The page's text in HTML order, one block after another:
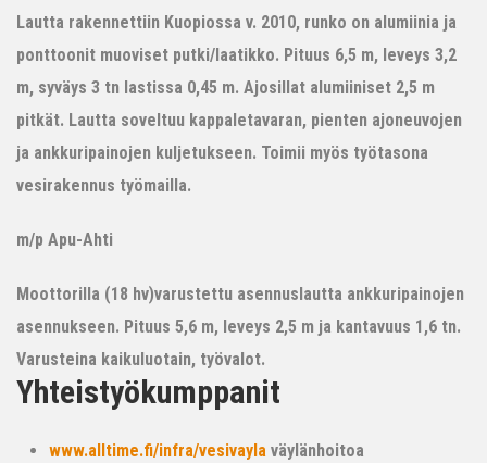
Lautta rakennettiin Kuopiossa v. 2010, runko on alumiinia ja
ponttoonit muoviset putki/laatikko. Pituus 6,5 m, leveys 3,2
m, syväys 3 tn lastissa 0,45 m. Ajosillat alumiiniset 2,5 m
pitkät. Lautta soveltuu kappaletavaran, pienten ajoneuvojen
ja ankkuripainojen kuljetukseen. Toimii myös työtasona
vesirakennus työmailla.
m/p Apu-Ahti
Moottorilla (18 hv)varustettu asennuslautta ankkuripainojen
asennukseen. Pituus 5,6 m, leveys 2,5 m ja kantavuus 1,6 tn.
Varusteina kaikuluotain, työvalot.
Yhteistyökumppanit
www.alltime.fi/infra/vesivayla väylänhoitoa